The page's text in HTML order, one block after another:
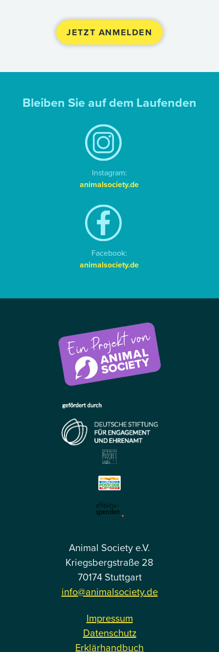
Bleiben Sie auf dem Laufenden
Instagram:
animalsociety.de
Facebook:
animalsociety.de
Animal Society e.V.
Kriegsbergstraße 28
70174 Stuttgart
info@animalsociety.de
Impressum
Datenschutz
Erklärhandbuch